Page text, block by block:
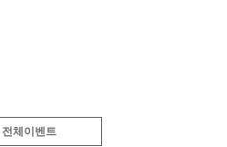
전체이벤트